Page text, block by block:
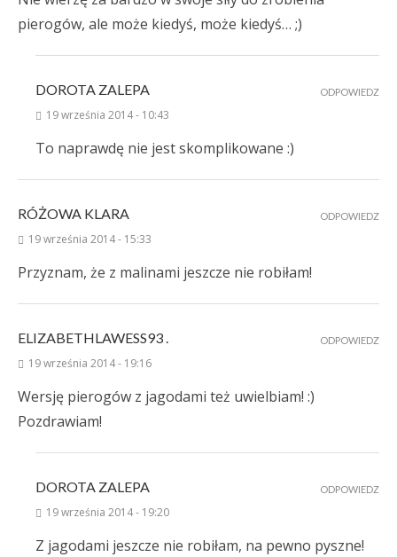
pierogów, ale może kiedyś, może kiedyś… ;)
DOROTA ZALEPA
19 września 2014 - 10:43
To naprawdę nie jest skomplikowane :)
ODPOWIEDZ
RÓŻOWA KLARA
19 września 2014 - 15:33
Przyznam, że z malinami jeszcze nie robiłam!
ODPOWIEDZ
ELIZABETHLAWESS93 .
19 września 2014 - 19:16
Wersję pierogów z jagodami też uwielbiam! :)
Pozdrawiam!
ODPOWIEDZ
DOROTA ZALEPA
19 września 2014 - 19:20
Z jagodami jeszcze nie robiłam, na pewno pyszne!
ODPOWIEDZ